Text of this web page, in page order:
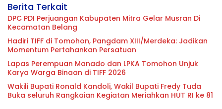
Berita Terkait
DPC PDI Perjuangan Kabupaten Mitra Gelar Musran Di
Kecamatan Belang
Hadiri TIFF di Tomohon, Pangdam XIII/Merdeka: Jadikan
Momentum Pertahankan Persatuan
Lapas Perempuan Manado dan LPKA Tomohon Unjuk
Karya Warga Binaan di TIFF 2026
Wakili Bupati Ronald Kandoli, Wakil Bupati Fredy Tuda
Buka seluruh Rangkaian Kegiatan Meriahkan HUT RI ke 81